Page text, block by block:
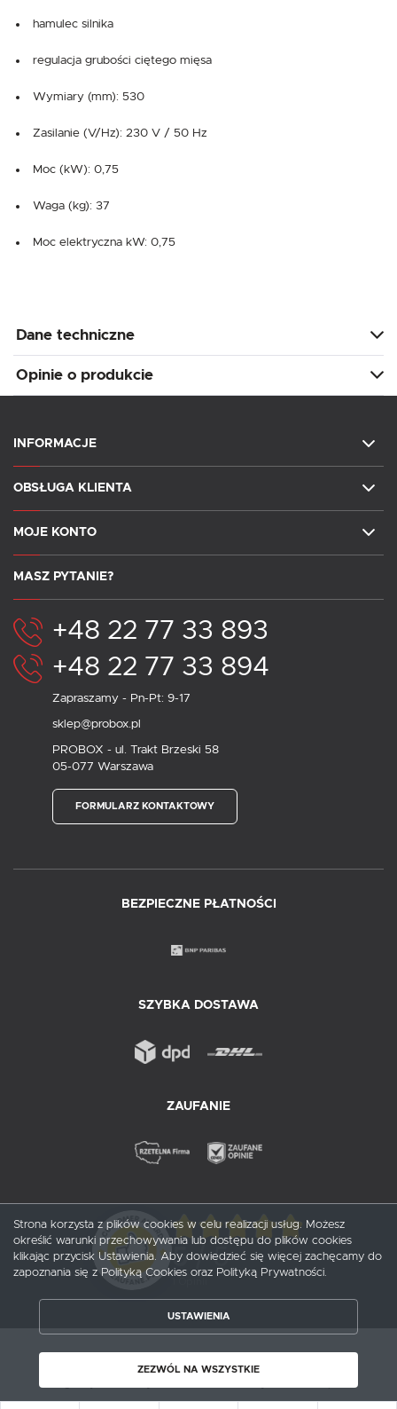
hamulec silnika
regulacja grubości ciętego mięsa
Wymiary (mm): 530
Zasilanie (V/Hz): 230 V / 50 Hz
Moc (kW): 0,75
Waga (kg): 37
Moc elektryczna kW: 0,75
Dane techniczne
Opinie o produkcie
INFORMACJE
OBSŁUGA KLIENTA
MOJE KONTO
MASZ PYTANIE?
+48 22 77 33 893
+48 22 77 33 894
Zapraszamy - Pn-Pt: 9-17
sklep@probox.pl
PROBOX - ul. Trakt Brzeski 58
05-077 Warszawa
FORMULARZ KONTAKTOWY
BEZPIECZNE PŁATNOŚCI
SZYBKA DOSTAWA
ZAUFANIE
5/ 5
Copyright by probox.pl
Strona korzysta z plików cookies w celu realizacji usług. Możesz
określić warunki przechowywania lub dostępu do plików cookies
klikając przycisk Ustawienia. Aby dowiedzieć się więcej zachęcamy do
zapoznania się z Polityką Cookies oraz Polityką Prywatności.
USTAWIENIA
ZEZWÓL NA WSZYSTKIE
ZEZWÓL NA WSZYSTKIE